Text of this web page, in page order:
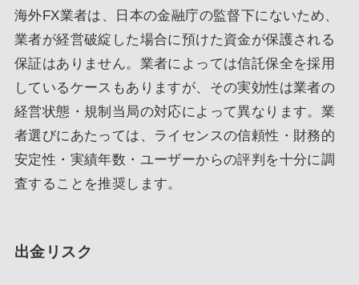
海外FX業者は、日本の金融庁の監督下にないため、
業者が経営破綻した場合に預けた資金が保護される
保証はありません。業者によっては信託保全を採用
しているケースもありますが、その実効性は業者の
経営状態・規制当局の対応によって異なります。業
者選びにあたっては、ライセンスの信頼性・財務的
安定性・実績年数・ユーザーからの評判を十分に調
査することを推奨します。
出金リスク